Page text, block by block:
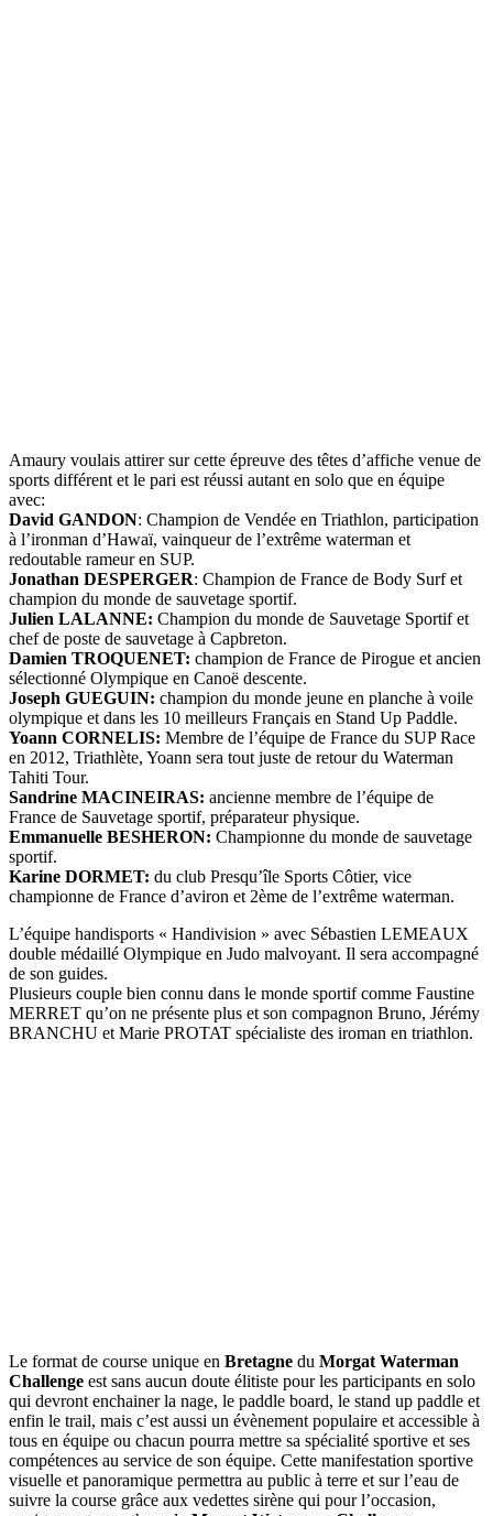
Amaury voulais attirer sur cette épreuve des têtes d’affiche venue de
sports différent et le pari est réussi autant en solo que en équipe
avec:
David GANDON: Champion de Vendée en Triathlon, participation
à l’ironman d’Hawaï, vainqueur de l’extrême waterman et
redoutable rameur en SUP.
Jonathan DESPERGER: Champion de France de Body Surf et
champion du monde de sauvetage sportif.
Julien LALANNE: Champion du monde de Sauvetage Sportif et
chef de poste de sauvetage à Capbreton.
Damien TROQUENET: champion de France de Pirogue et ancien
sélectionné Olympique en Canoë descente.
Joseph GUEGUIN: champion du monde jeune en planche à voile
olympique et dans les 10 meilleurs Français en Stand Up Paddle.
Yoann CORNELIS: Membre de l’équipe de France du SUP Race
en 2012, Triathlète, Yoann sera tout juste de retour du Waterman
Tahiti Tour.
Sandrine MACINEIRAS: ancienne membre de l’équipe de
France de Sauvetage sportif, préparateur physique.
Emmanuelle BESHERON: Championne du monde de sauvetage
sportif.
Karine DORMET: du club Presqu’île Sports Côtier, vice
championne de France d’aviron et 2ème de l’extrême waterman.
L’équipe handisports « Handivision » avec Sébastien LEMEAUX
double médaillé Olympique en Judo malvoyant. Il sera accompagné
de son guides.
Plusieurs couple bien connu dans le monde sportif comme Faustine
MERRET qu’on ne présente plus et son compagnon Bruno, Jérémy
BRANCHU et Marie PROTAT spécialiste des iroman en triathlon.
Le format de course unique en Bretagne du Morgat Waterman
Challenge est sans aucun doute élitiste pour les participants en solo
qui devront enchainer la nage, le paddle board, le stand up paddle et
enfin le trail, mais c’est aussi un évènement populaire et accessible à
tous en équipe ou chacun pourra mettre sa spécialité sportive et ses
compétences au service de son équipe. Cette manifestation sportive
visuelle et panoramique permettra au public à terre et sur l’eau de
suivre la course grâce aux vedettes sirène qui pour l’occasion,